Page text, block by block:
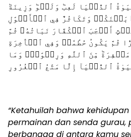
ٱلدُّنۡيَا لَعِبٞ وَلَهۡوٞ وَزِينَةٞ
وَتَكَاثُرٌ فِي ٱلۡأَمۡوَٰلِ
أَعۡجَبَ ٱلۡكُفَّارَ نَبَاتُهُۥ ثُمَّ
ثُمَّ يَكُونُ حُطَٰمٗاۖ وَفِي ٱلۡأٓخِرَةِ
مِّنَ ٱللَّهِ وَرِضۡوَٰنٞۚ وَمَا
“Ketahuilah bahwa
permainan dan senda gurau,
berbangga di antara kamu